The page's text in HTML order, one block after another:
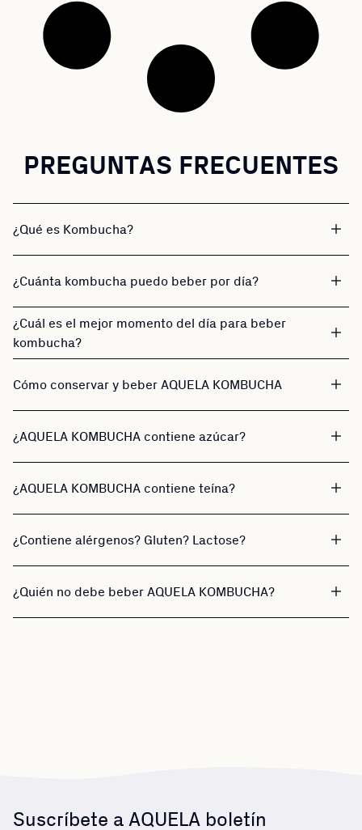
PREGUNTAS FRECUENTES
¿Qué es Kombucha?
¿Cuánta kombucha puedo beber por día?
¿Cuál es el mejor momento del día para beber
kombucha?
Cómo conservar y beber AQUELA KOMBUCHA
¿AQUELA KOMBUCHA contiene azúcar?
¿AQUELA KOMBUCHA contiene teína?
¿Contiene alérgenos? Gluten? Lactose?
¿Quién no debe beber AQUELA KOMBUCHA?
Suscríbete a AQUELA boletín